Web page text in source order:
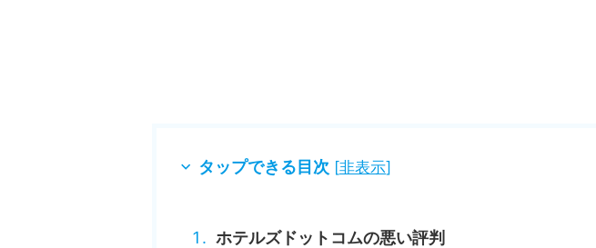
タップできる目次 [非表示]
ホテルズドットコムの悪い評判